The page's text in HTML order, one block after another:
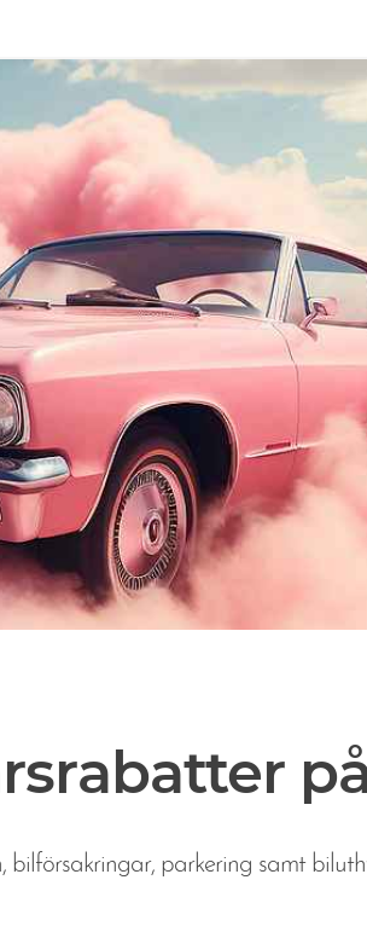
bilförsakringar, parkering samt